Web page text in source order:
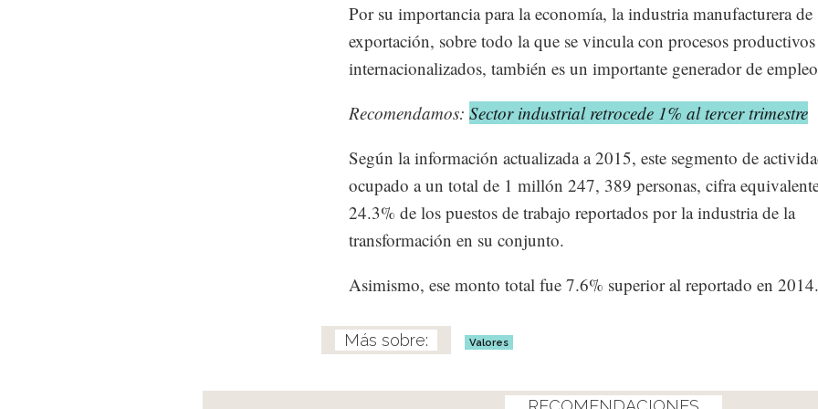
Por su importancia para la economía, la industria manufacturera de
exportación, sobre todo la que se vincula con procesos productivos
internacionalizados, también es un importante generador de
Recomendamos: Sector industrial retrocede 1% al tercer trimestre
Según la información actualizada a 2015, este segmento de
ocupado a un total de 1 millón 247, 389 personas, cifra
24.3% de los puestos de trabajo reportados por la industria de la
transformación en su conjunto.
Asimismo, ese monto total fue 7.6% superior al reportado en 2014.
Valores